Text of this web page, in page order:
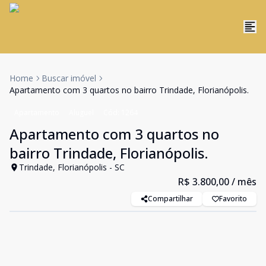
Home
Buscar imóvel
Apartamento com 3 quartos no bairro Trindade, Florianópolis.
Apartamento com 3 quartos no
bairro Trindade, Florianópolis.
Trindade, Florianópolis - SC
R$ 3.800,00/ mês
Compartilhar Favorito